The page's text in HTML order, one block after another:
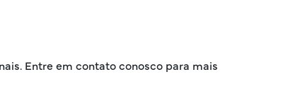
Entre em contato conosco para mais